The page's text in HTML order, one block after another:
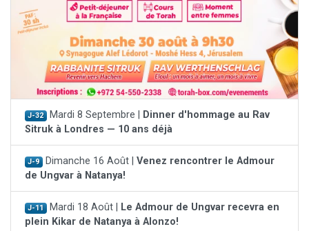
J-32 Mardi 8 Septembre |
Dinner d'hommage au Rav
Sitruk à Londres — 10 ans déjà
J-9 Dimanche 16 Août | Venez rencontrer le Admour
de Ungvar à Natanya!
J-11 Mardi 18 Août |
Le Admour de Ungvar recevra en
plein Kikar de Natanya à Alonzo!